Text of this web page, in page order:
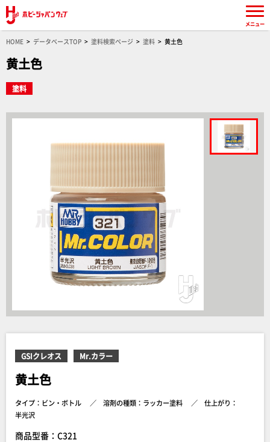
HOME データベースTOP 塗料検索ページ 塗料 黄土色
黄土色
塗料
GSIクレオス Mr.カラー
黄土色
タイプ：ビン・ボトル 溶剤の種類：ラッカー塗料
仕上がり：
半光沢
商品型番：C321
メニュー